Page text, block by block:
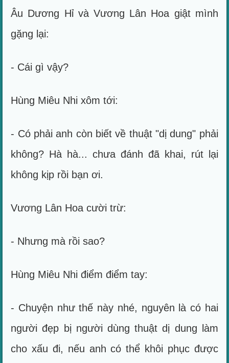
Âu Dương Hỉ và Vương Lân Hoa giật mình
gặng lại:
- Cái gì vậy?
Hùng Miêu Nhi xôm tới:
- Có phải anh còn biết về thuật "dị dung" phải
không? Hà hà... chưa đánh đã khai, rút lại
không kịp rồi bạn ơi.
Vương Lân Hoa cười trừ:
- Nhưng mà rồi sao?
Hùng Miêu Nhi điểm điểm tay:
- Chuyện như thế này nhé, nguyên là có hai
người đẹp bị người dùng thuật dị dung làm
cho xấu đi, nếu anh có thể khôi phục được